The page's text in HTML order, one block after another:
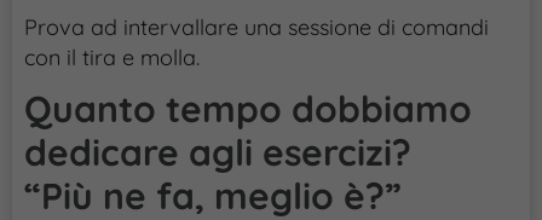
Prova ad intervallare una sessione di comandi
con il tira e molla.
Quanto tempo dobbiamo
dedicare agli esercizi?
“Più ne fa, meglio è?”